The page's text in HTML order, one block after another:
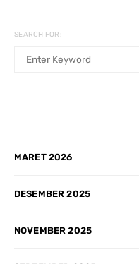
SEARCH FOR:
MARET 2026
DESEMBER 2025
NOVEMBER 2025